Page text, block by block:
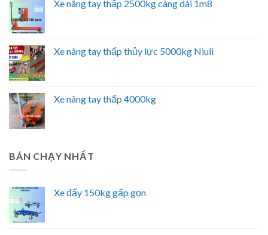
Xe nâng tay thấp 2500kg càng dài 1m8
Xe nâng tay thấp thủy lực 5000kg Niuli
Xe nâng tay thấp 4000kg
BÁN CHẠY NHẤT
Xe đẩy 150kg gấp gọn